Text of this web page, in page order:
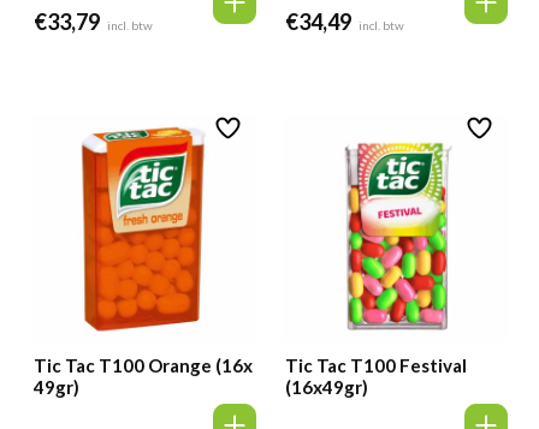
€33,79 incl. btw €34,49 incl. btw
Tic Tac T100 Orange (16x
49gr)
Tic Tac T100 Festival
(16x49gr)